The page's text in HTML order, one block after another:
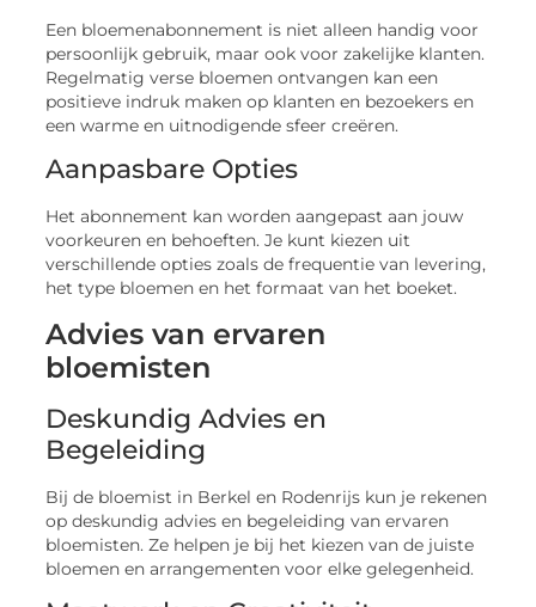
Een bloemenabonnement is niet alleen handig voor
persoonlijk gebruik, maar ook voor zakelijke klanten.
Regelmatig verse bloemen ontvangen kan een
positieve indruk maken op klanten en bezoekers en
een warme en uitnodigende sfeer creëren.
Aanpasbare Opties
Het abonnement kan worden aangepast aan jouw
voorkeuren en behoeften. Je kunt kiezen uit
verschillende opties zoals de frequentie van levering,
het type bloemen en het formaat van het boeket.
Advies van ervaren
bloemisten
Deskundig Advies en
Begeleiding
Bij de bloemist in Berkel en Rodenrijs kun je rekenen
op deskundig advies en begeleiding van ervaren
bloemisten. Ze helpen je bij het kiezen van de juiste
bloemen en arrangementen voor elke gelegenheid.